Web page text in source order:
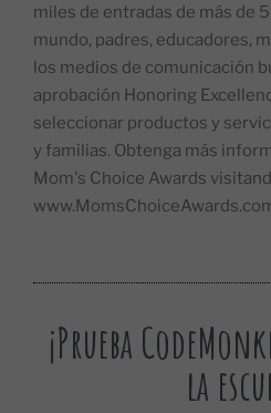
miles de entradas de más de
mundo, padres, educadores,
los medios de comunicación
aprobación Honoring
seleccionar productos y
y familias. Obtenga más
Mom's Choice Awards
¡Prueba
la